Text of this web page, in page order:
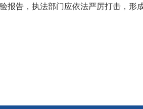
报告，执法部门应依法严厉打击，